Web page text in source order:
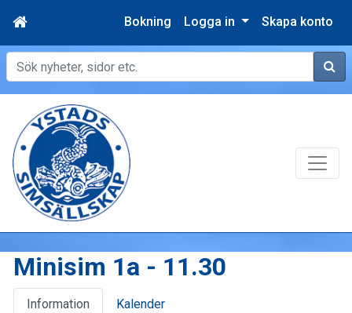
Bokning Logga in Skapa konto
Sök
Minisim 1a - 11.30
Information Kalender